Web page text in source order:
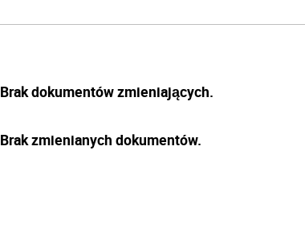
Brak dokumentów zmieniających.
Brak zmienianych dokumentów.